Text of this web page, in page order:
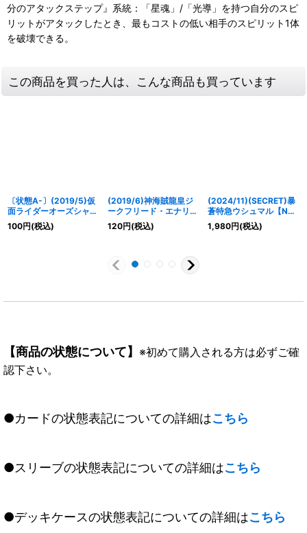
分のアタックステップ』系統：「星魂」/「光導」を持つ自分のスピ
リットがアタックしたとき、最もコストの低い相手のスピリット1体
を破壊できる。
この商品を買った人は、こんな商品も買っています
〔状態A-〕(2019/5)仮
面ライダーオーズシャウ
タコンボ【C】{CB08-
060}《青》
100円(税込)
(2019/6)神海賊龍皇ジ
ークフリード・エナリオ
ス【X】{BSC34-X06}
《青》
120円(税込)
(2024/11)(SECRET)暴
蒼特急ウシュマル【NX-
SEC】{BS69-NX03}
《青》
1,980円(税込)
【商品の状態について】 ※初めて購入される方は必ずご確
認下さい。
●カードの状態表記についての詳細はこちら
●スリーブの状態表記についての詳細はこちら
●デッキケースの状態表記についての詳細はこちら